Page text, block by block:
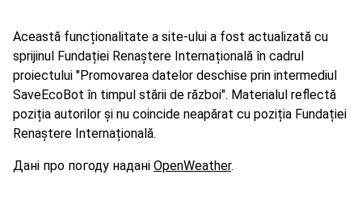
Această funcționalitate a site-ului a fost actualizată cu
sprijinul Fundației Renaștere Internațională în cadrul
proiectului "Promovarea datelor deschise prin intermediul
SaveEcoBot în timpul stării de război". Materialul reflectă
poziția autorilor și nu coincide neapărat cu poziția Fundației
Renaștere Internațională.
Дані про погоду надані OpenWeather.